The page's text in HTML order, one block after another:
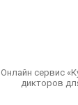
Онлайн сервис
дикторов